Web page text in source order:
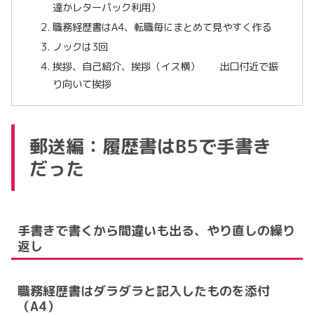
達かレターパック利用）
職務経歴書はA4、転職毎にまとめて見やすく作る
ノックは3回
挨拶、自己紹介、挨拶（イス横） 出口付近で振
り向いて挨拶
郵送編：履歴書はB5で手書き
だった
手書きで書くから間違いも出る、やり直しの繰り
返し
職務経歴書はダラダラと記入したものを添付
（A4）